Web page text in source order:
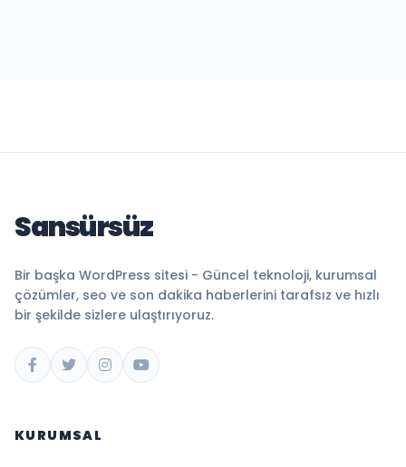
Sansürsüz
Bir başka WordPress sitesi - Güncel teknoloji, kurumsal
çözümler, seo ve son dakika haberlerini tarafsız ve hızlı
bir şekilde sizlere ulaştırıyoruz.
KURUMSAL